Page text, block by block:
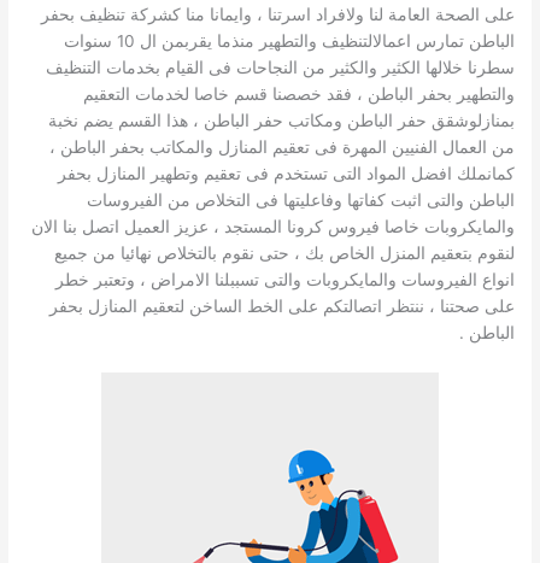
على الصحة العامة لنا ولافراد اسرتنا ، وايمانا منا كشركة تنظيف بحفر
الباطن تمارس اعمالالتنظيف والتطهير منذما يقربمن ال 10 سنوات
سطرنا خلالها الكثير والكثير من النجاحات فى القيام بخدمات التنظيف
والتطهير بحفر الباطن ، فقد خصصنا قسم خاصا لخدمات التعقيم
بمنازلوشقق حفر الباطن ومكاتب حفر الباطن ، هذا القسم يضم نخبة
من العمال الفنيين المهرة فى تعقيم المنازل والمكاتب بحفر الباطن ،
كمانملك افضل المواد التى تستخدم فى تعقيم وتطهير المنازل بحفر
الباطن والتى اثبت كفاتها وفاعليتها فى التخلاص من الفيروسات
والمايكروبات خاصا فيروس كرونا المستجد ، عزيز العميل اتصل بنا الان
لنقوم بتعقيم المنزل الخاص بك ، حتى نقوم بالتخلاص نهائيا من جميع
انواع الفيروسات والمايكروبات والتى تسببلنا الامراض ، وتعتبر خطر
على صحتنا ، ننتظر اتصالتكم على الخط الساخن لتعقيم المنازل بحفر
الباطن .